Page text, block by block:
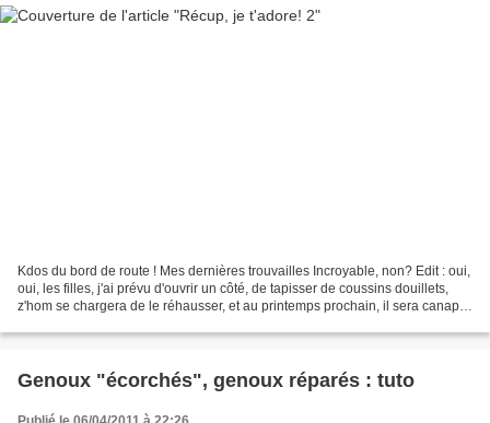
Kdos du bord de route ! Mes dernières trouvailles Incroyable, non? Edit : oui,
oui, les filles, j'ai prévu d'ouvrir un côté, de tapisser de coussins douillets,
z'hom se chargera de le réhausser, et au printemps prochain, il sera canapé
Genoux "écorchés", genoux réparés : tuto